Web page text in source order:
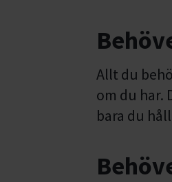
Allt du
om du har.
bara du